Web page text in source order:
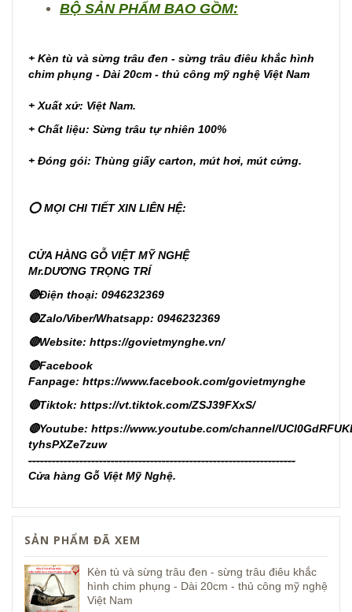
BỘ SẢN PHẨM BAO GỒM:
+ Kèn tù và sừng trâu đen - sừng trâu điêu khắc hình
chim phụng - Dài 20cm - thủ công mỹ nghệ Việt Nam
+ Xuất xứ: Việt Nam.
+ Chất liệu: Sừng trâu tự nhiên 100%
+ Đóng gói: Thùng giấy carton, mút hơi, mút cứng.
⭕ MỌI CHI TIẾT XIN LIÊN HỆ:
CỬA HÀNG GỖ VIỆT MỸ NGHỆ
Mr.DƯƠNG TRỌNG TRÍ
🔴Điện thoại: 0946232369
🔴Zalo/Viber/Whatsapp: 0946232369
🔴Website: https://govietmynghe.vn/
🔴Facebook
Fanpage: https://www.facebook.com/govietmynghe
🔴Tiktok: https://vt.tiktok.com/ZSJ39FXxS/
🔴Youtube: https://www.youtube.com/channel/
tyhsPXZe7zuw
--------------------------------------------------------------------
Cửa hàng Gỗ Việt Mỹ Nghệ.
SẢN PHẨM ĐÃ XEM
Kèn tù và sừng trâu đen - sừng trâu điêu khắc
hình chim phụng - Dài 20cm - thủ công mỹ nghệ
Việt Nam